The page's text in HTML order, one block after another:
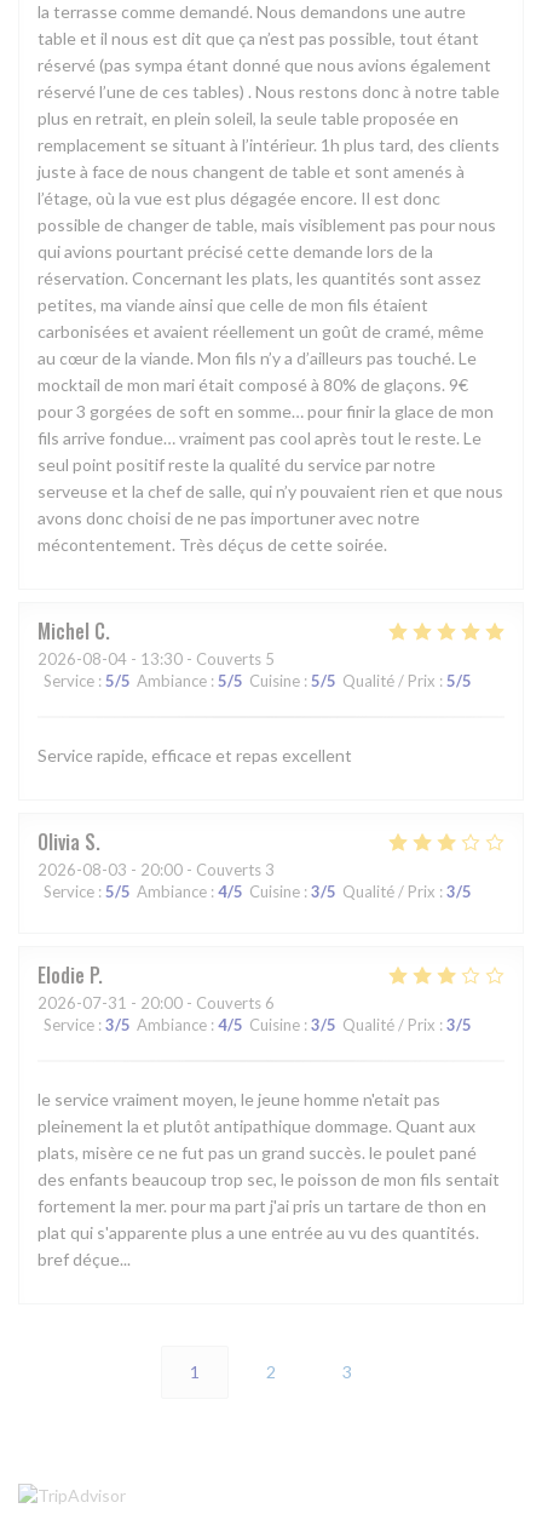
la terrasse comme demandé. Nous demandons une autre
table et il nous est dit que ça n’est pas possible, tout étant
réservé (pas sympa étant donné que nous avions également
réservé l’une de ces tables) . Nous restons donc à notre table
plus en retrait, en plein soleil, la seule table proposée en
remplacement se situant à l’intérieur. 1h plus tard, des clients
juste à face de nous changent de table et sont amenés à
l’étage, où la vue est plus dégagée encore. Il est donc
possible de changer de table, mais visiblement pas pour nous
qui avions pourtant précisé cette demande lors de la
réservation. Concernant les plats, les quantités sont assez
petites, ma viande ainsi que celle de mon fils étaient
carbonisées et avaient réellement un goût de cramé, même
au cœur de la viande. Mon fils n’y a d’ailleurs pas touché. Le
mocktail de mon mari était composé à 80% de glaçons. 9€
pour 3 gorgées de soft en somme… pour finir la glace de mon
fils arrive fondue… vraiment pas cool après tout le reste. Le
seul point positif reste la qualité du service par notre
serveuse et la chef de salle, qui n’y pouvaient rien et que nous
avons donc choisi de ne pas importuner avec notre
mécontentement. Très déçus de cette soirée.
Michel C
2026-08-04 - 13:30 - Couverts 5
Service : 5/5 Ambiance : 5/5 Cuisine : 5/5 Qualité / Prix : 5/5
Service rapide, efficace et repas excellent
Olivia S
2026-08-03 - 20:00 - Couverts 3
Service : 5/5 Ambiance : 4/5 Cuisine : 3/5 Qualité / Prix : 3/5
Elodie P
2026-07-31 - 20:00 - Couverts 6
Service : 3/5 Ambiance : 4/5 Cuisine : 3/5 Qualité / Prix : 3/5
le service vraiment moyen, le jeune homme n'etait pas
pleinement la et plutôt antipathique dommage. Quant aux
plats, misère ce ne fut pas un grand succès. le poulet pané
des enfants beaucoup trop sec, le poisson de mon fils sentait
fortement la mer. pour ma part j'ai pris un tartare de thon en
plat qui s'apparente plus a une entrée au vu des quantités.
bref déçue...
1 2 3